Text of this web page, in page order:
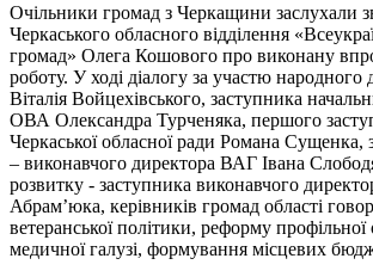
Очільники громад з Черкащини заслухали
Черкаського обласного відділення
громад» Олега Кошового про виконану
роботу. У ході діалогу за участю народного
Віталія Войцехівського, заступника
ОВА Олександра Турченяка, першого
Черкаської обласної ради Романа Сущенка,
– виконавчого директора ВАГ Івана
розвитку - заступника виконавчого
Абрам’юка, керівників громад області
ветеранської політики, реформу
медичної галузі, формування місцевих